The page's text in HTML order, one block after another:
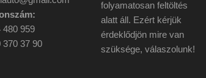
480 959
370 37 90
folyamatosan feltöltés
alatt áll. Ezért kérjük
érdeklődjön mire van
szüksége, válaszolunk!